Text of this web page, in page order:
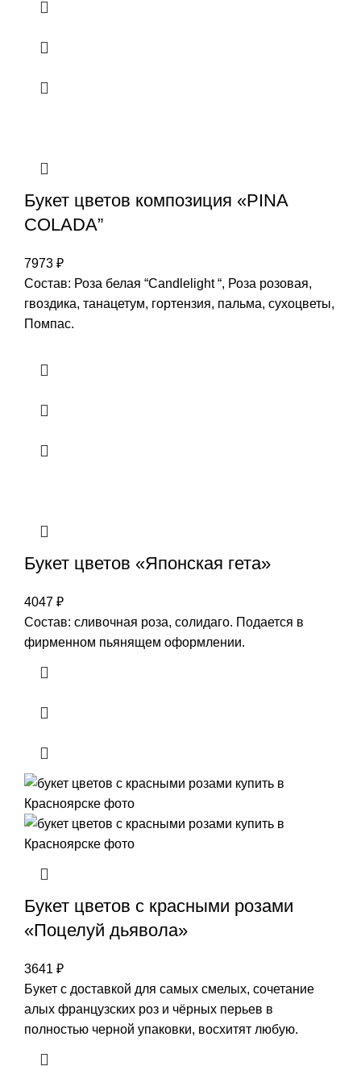
Букет цветов композиция «PINA
COLADA”
7973 ₽
Состав: Роза белая “Candlelight “, Роза розовая,
гвоздика, танацетум, гортензия, пальма, сухоцветы,
Помпас.
Букет цветов «Японская гета»
4047 ₽
Состав: сливочная роза, солидаго. Подается в
фирменном пьянящем оформлении.
Букет цветов с красными розами
«Поцелуй дьявола»
3641 ₽
Букет с доставкой для самых смелых, сочетание
алых французских роз и чёрных перьев в
полностью черной упаковки, восхитят любую.